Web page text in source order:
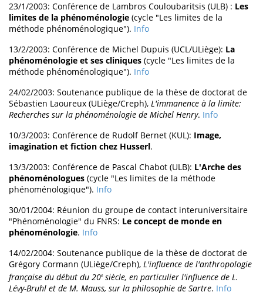
23/1/2003: Conférence de Lambros Couloubaritsis (ULB) : Les
limites de la phénoménologie (cycle "Les limites de la
méthode phénoménologique"). Info
13/2/2003: Conférence de Michel Dupuis (UCL/ULiège): La
phénoménologie et ses cliniques (cycle "Les limites de la
méthode phénoménologique"). Info
24/02/2003: Soutenance publique de la thèse de doctorat de
Sébastien Laoureux (ULiège/Creph), L'immanence à la limite:
Recherches sur la phénoménologie de Michel Henry. Info
10/3/2003: Conférence de Rudolf Bernet (KUL): Image,
imagination et fiction chez Husserl.
13/3/2003: Conférence de Pascal Chabot (ULB): L'Arche des
phénoménologues (cycle "Les limites de la méthode
phénoménologique"). Info
30/01/2004: Réunion du groupe de contact interuniversitaire
"Phénoménologie" du FNRS: Le concept de monde en
phénoménologie. Info
14/02/2004: Soutenance publique de la thèse de doctorat de
Grégory Cormann (ULiège/Creph), L'influence de l'anthropologie
française du début du 20esiècle, en particulier l'influence de L.
Lévy-Bruhl et de M. Mauss, sur la philosophie de Sartre. Info